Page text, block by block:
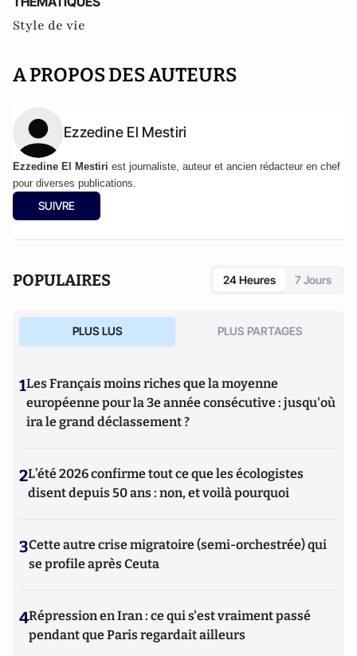
Style de vie
A PROPOS DES AUTEURS
Ezzedine El Mestiri
Ezzedine El Mestiri est journaliste, auteur et ancien rédacteur en chef
pour diverses publications.
SUIVRE
POPULAIRES 24 Heures 7 Jours
PLUS LUS PLUS PARTAGES
1Les Français moins riches que la moyenne
européenne pour la 3e année consécutive : jusqu'où
ira le grand déclassement ?
2L’été 2026 confirme tout ce que les écologistes
disent depuis 50 ans : non, et voilà pourquoi
3Cette autre crise migratoire (semi-orchestrée) qui
se profile après Ceuta
4Répression en Iran : ce qui s'est vraiment passé
pendant que Paris regardait ailleurs